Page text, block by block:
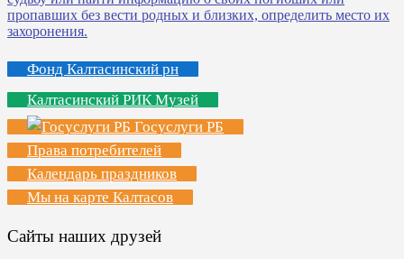
Фонд Калтасинский рн
Калтасинский РИК Музей
Госуслуги РБ
Права потребителей
Календарь праздников
Мы на карте Калтасов
Сайты наших друзей